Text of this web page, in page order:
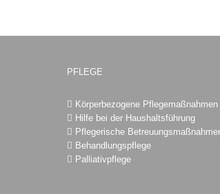
PFLEGE
Körperbezogene Pflegemaßnahmen
Hilfe bei der Haushaltsführung
Pflegerische
Behandlungspflege
Palliativpflege